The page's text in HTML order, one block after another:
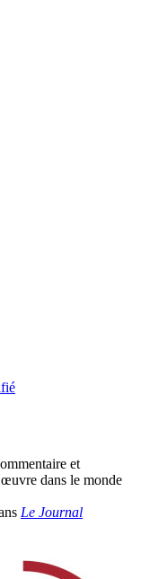
et
dans le monde
Le Journal